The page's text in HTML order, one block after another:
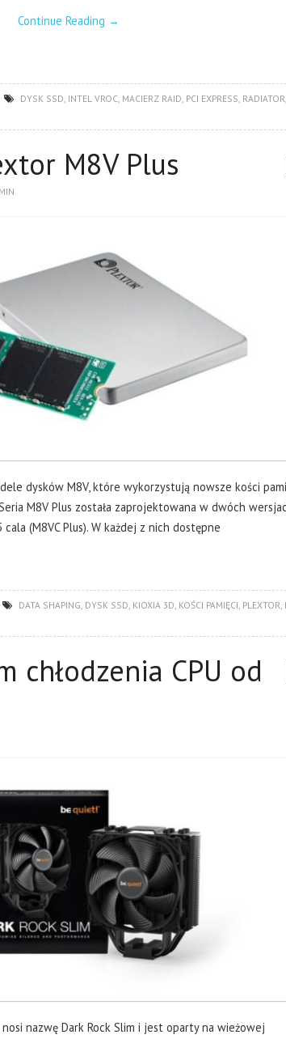
Continue Reading →
DYSK SSD INTEL VROC MACIERZ RAID PCI EXPRESS RADIATOR
M8V Plus
dysków M8V, które wykorzystują nowsze kości
M8V Plus została zaprojektowana w dwóch
(M8VC Plus). W każdej z nich dostępne
DATA SHAPING DYSK SSD KIOXIA 3D KOŚCI PAMIĘCI PLEXTOR
chłodzenia CPU od
nazwę Dark Rock Slim i jest oparty na wieżowej